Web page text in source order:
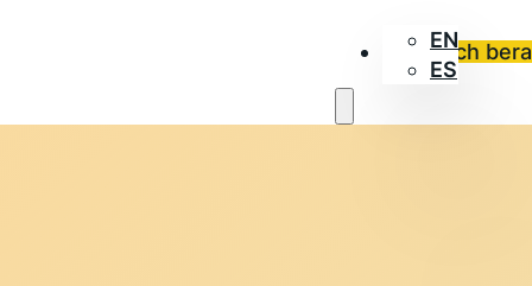
EN
ES
Lass dich